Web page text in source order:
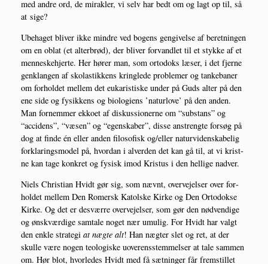
med andre ord, de mirak­ler, vi selv har bedt om og lagt op til, så
at sige?
Ube­ha­get bli­ver ikke min­dre ved bogens gen­gi­vel­se af beret­nin­gen
om en oblat (et alter­brød), der bli­ver for­vand­let til et styk­ke af et
men­ne­ske­hjer­te. Her hører man, som orto­doks læser, i det fjer­ne
genklan­gen af sko­la­stik­kens kring­le­de pro­ble­mer og tan­ke­ba­ner
om for­hol­det mel­lem det euka­ri­sti­ske under på Guds alter på den
ene side og fysik­kens og bio­lo­gi­ens ’natur­love’ på den anden.
Man for­nem­mer ekko­et af dis­kus­sio­ner­ne om “sub­stans” og
“acci­dens”, “væsen” og “egen­ska­ber”, dis­se anstreng­te for­søg på
dog at fin­de én eller anden filo­so­fisk og/eller natur­vi­den­ska­be­lig
for­kla­rings­mo­del på, hvor­dan i alver­den det kan gå til, at vi krist­
ne kan tage kon­kret og fysisk imod Kristus i den hel­li­ge nadver.
Niels Chri­sti­an Hvidt gør sig, som nævnt, over­vej­el­ser over for­
hol­det mel­lem Den Romersk Katol­ske Kir­ke og Den Orto­dok­se
Kir­ke. Og det er desvær­re over­vej­el­ser, som gør den nød­ven­di­ge
og ønsk­vær­di­ge sam­ta­le noget nær umu­lig. For Hvidt har valgt
den enk­le stra­te­gi at næg­te alt! Han næg­ter slet og ret, at der
skul­le være nogen teo­lo­gi­ske uove­r­ens­stem­mel­ser at tale sam­men
om. Hør blot, hvor­le­des Hvidt med få sæt­nin­ger får frem­stil­let